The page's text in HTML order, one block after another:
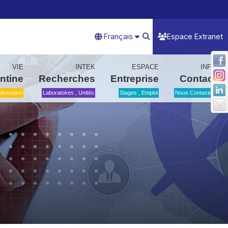
Français Espace Extranet
VIE INTEK
Recherches
Laboratoires , Unités
ESPACE
Entreprise
Stages , Emploi
INFO
Contact
Nous Contactez